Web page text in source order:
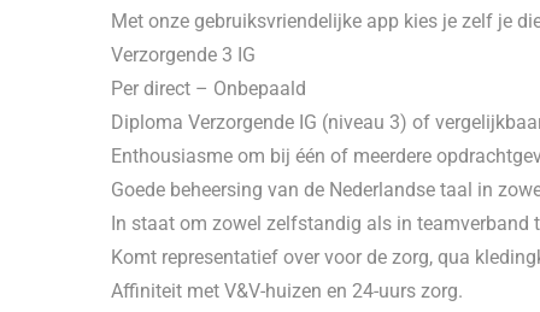
Met onze gebruiksvriendelijke app kies je zelf je
Verzorgende 3 IG
Per direct – Onbepaald
Diploma Verzorgende IG (niveau 3) of
Enthousiasme om bij één of meerdere
Goede beheersing van de Nederlandse taal in
In staat om zowel zelfstandig als in teamverband
Komt representatief over voor de zorg, qua
Affiniteit met V&V-huizen en 24-uurs zorg.